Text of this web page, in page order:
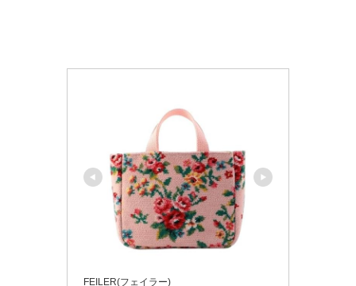
FEILER(フェイラー)